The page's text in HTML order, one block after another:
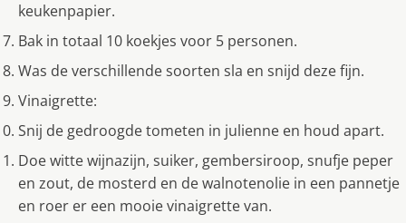
keukenpapier.
Bak in totaal 10 koekjes voor 5 personen.
Was de verschillende soorten sla en snijd deze fijn.
Vinaigrette:
Snij de gedroogde tometen in julienne en houd apart.
Doe witte wijnazijn, suiker, gembersiroop, snufje peper
en zout, de mosterd en de walnotenolie in een pannetje
en roer er een mooie vinaigrette van.